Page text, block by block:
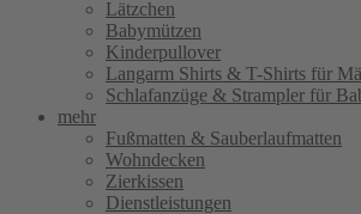
Lätzchen
Babymützen
Kinderpullover
Langarm Shirts & T-Shirts für
Schlafanzüge & Strampler für
mehr
Fußmatten & Sauberlaufmatten
Wohndecken
Zierkissen
Dienstleistungen